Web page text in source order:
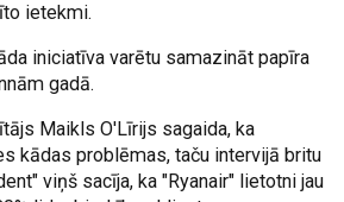
ietekmi.
iniciatīva varētu samazināt papīra
gadā.
Maikls O'Līrijs sagaida, ka
kādas problēmas, taču intervijā britu
viņš sacīja, ka "Ryanair" lietotni jau